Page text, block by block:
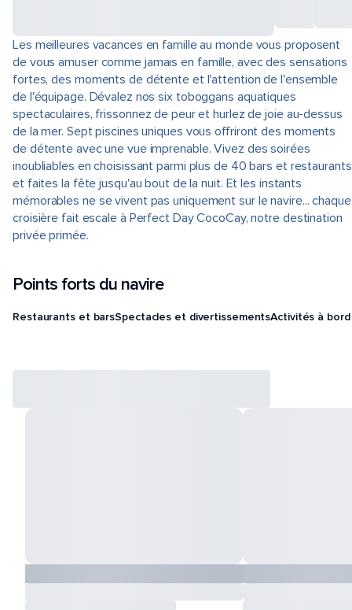
Les meilleures vacances en famille au monde vous proposent
de vous amuser comme jamais en famille, avec des sensations
fortes, des moments de détente et l'attention de l'ensemble
de l'équipage. Dévalez nos six toboggans aquatiques
spectaculaires, frissonnez de peur et hurlez de joie au-dessus
de la mer. Sept piscines uniques vous offriront des moments
de détente avec une vue imprenable. Vivez des soirées
inoubliables en choisissant parmi plus de 40 bars et restaurants
et faites la fête jusqu'au bout de la nuit. Et les instants
mémorables ne se vivent pas uniquement sur le navire... chaque
croisière fait escale à Perfect Day CocoCay, notre destination
privée primée.
Points forts du navire
Restaurants et barsSpectacles et divertissementsActivités à bord